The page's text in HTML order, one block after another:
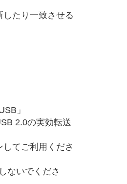
たり一致させる
」
2.0の実効転送
てご利用くださ
ないでくださ